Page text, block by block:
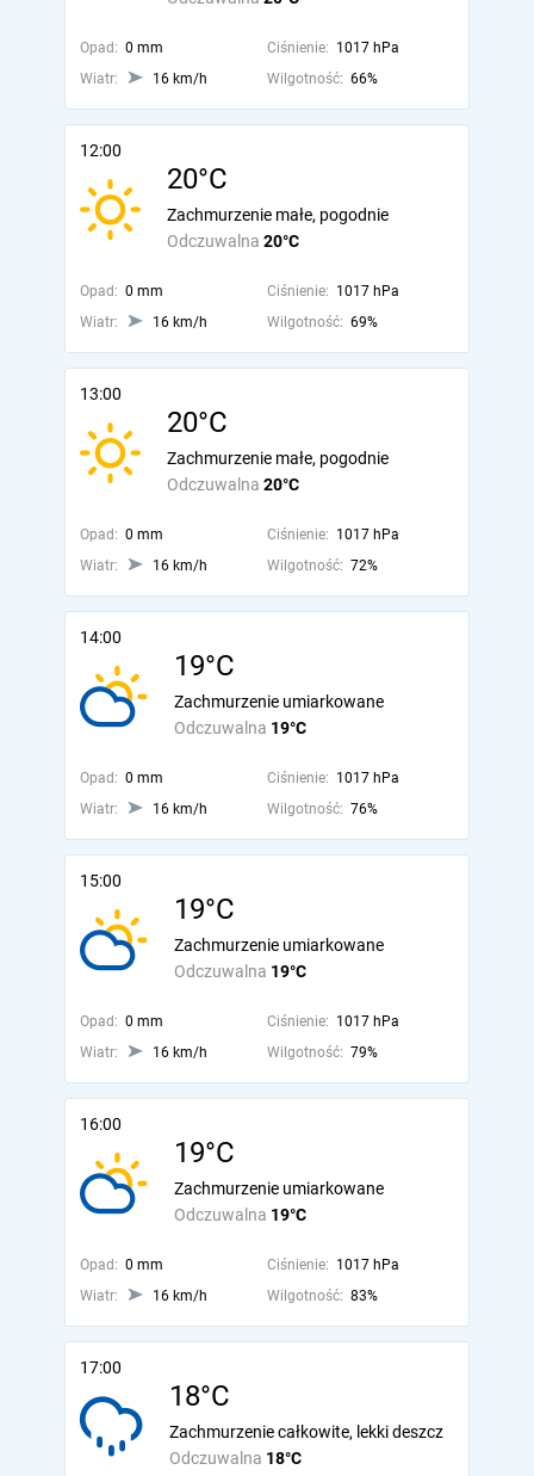
Opad: 0 mm Ciśnienie: 1017 hPa
Wiatr:
16 km/h Wilgotność: 66%
12:00
20°C
Odczuwalna 20°C
Zachmurzenie małe, pogodnie
Opad: 0 mm Ciśnienie: 1017 hPa
Wiatr:
16 km/h Wilgotność: 69%
13:00
20°C
Odczuwalna 20°C
Zachmurzenie małe, pogodnie
Opad: 0 mm Ciśnienie: 1017 hPa
Wiatr:
16 km/h Wilgotność: 72%
14:00
19°C
Odczuwalna 19°C
Zachmurzenie umiarkowane
Opad: 0 mm Ciśnienie: 1017 hPa
Wiatr:
16 km/h Wilgotność: 76%
15:00
19°C
Odczuwalna 19°C
Zachmurzenie umiarkowane
Opad: 0 mm Ciśnienie: 1017 hPa
Wiatr:
16 km/h Wilgotność: 79%
16:00
19°C
Odczuwalna 19°C
Zachmurzenie umiarkowane
Opad: 0 mm Ciśnienie: 1017 hPa
Wiatr:
16 km/h Wilgotność: 83%
17:00
18°C
Odczuwalna 18°C
Zachmurzenie całkowite, lekki deszcz